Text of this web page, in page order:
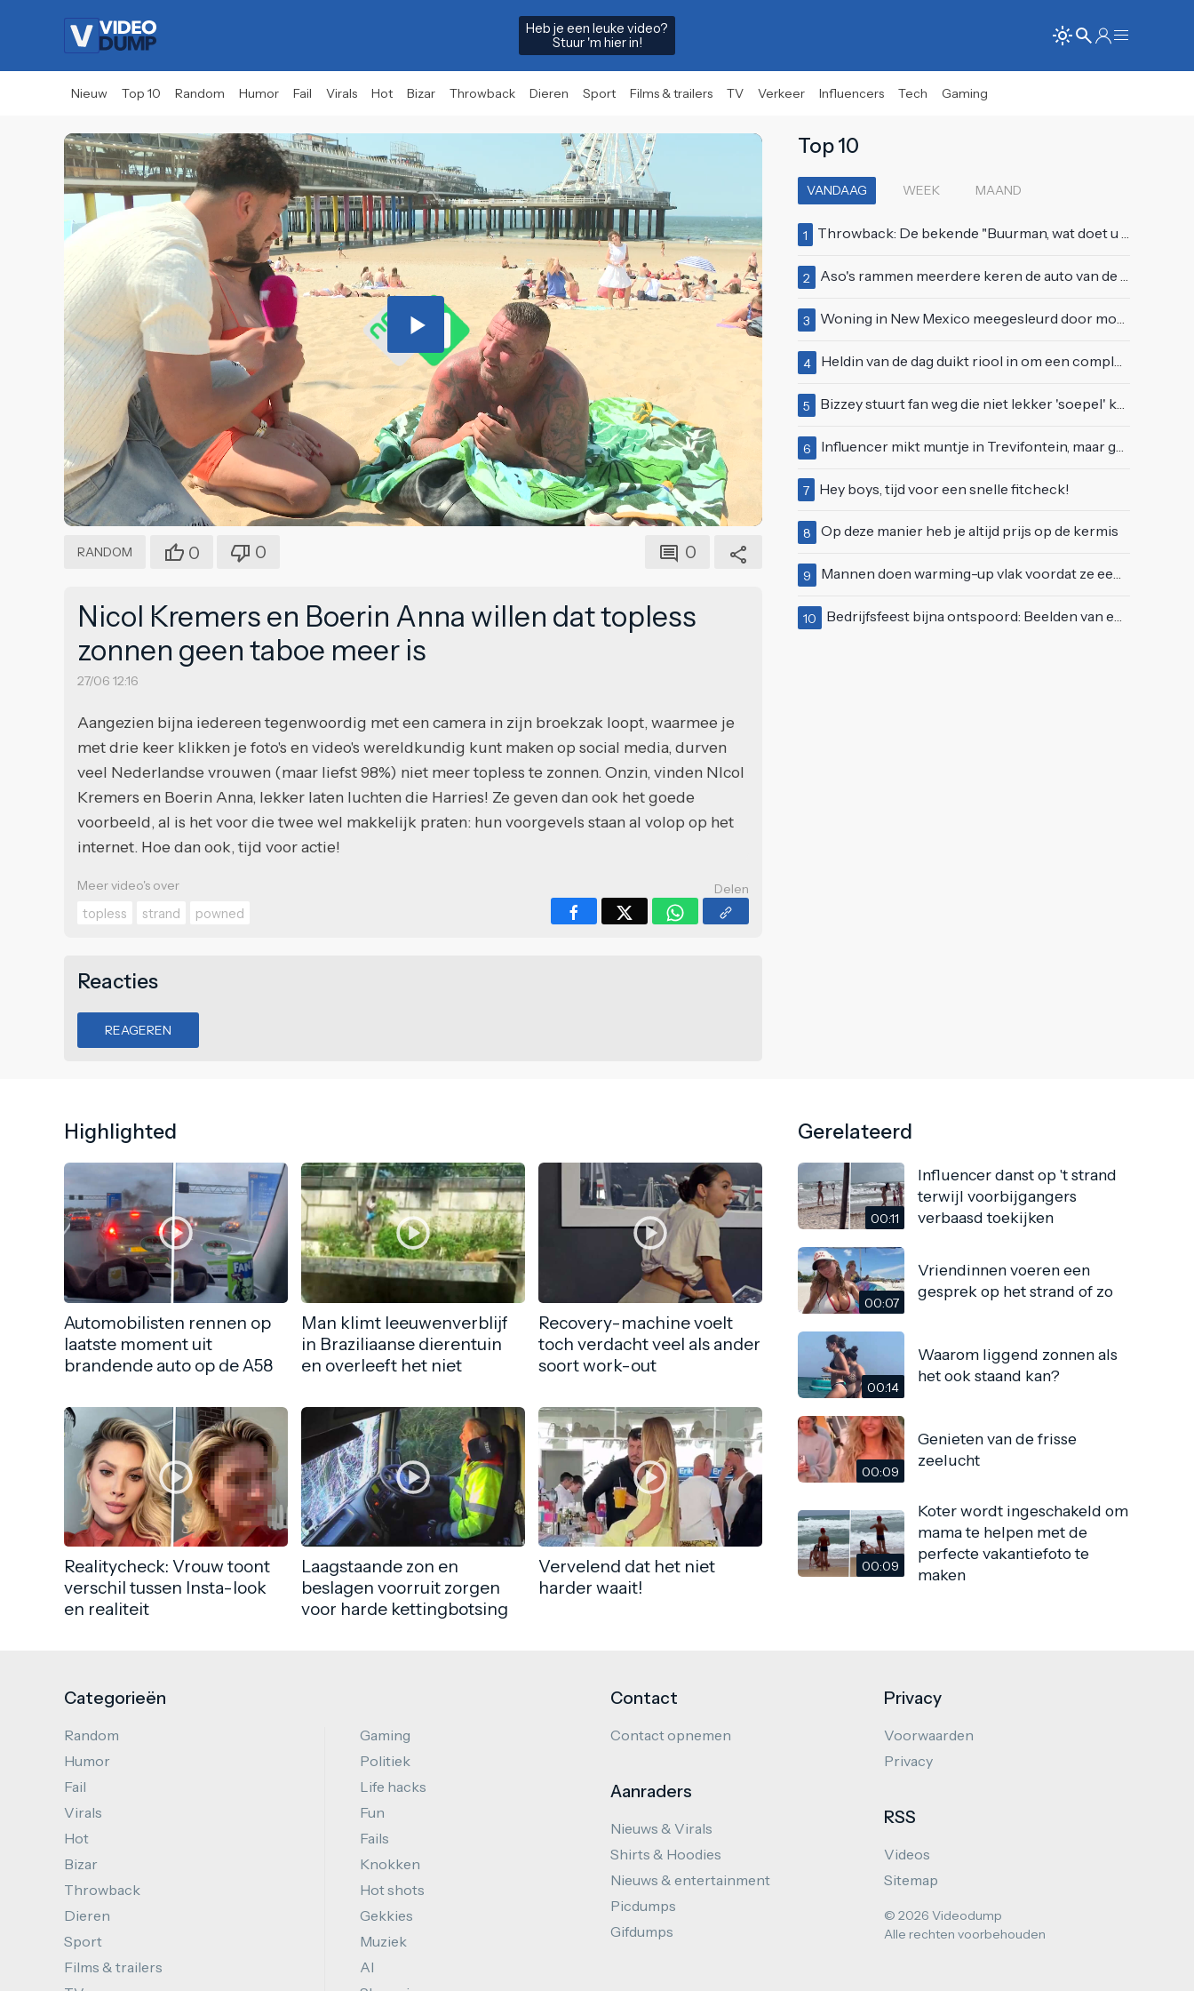
Heb je een leuke video?
Stuur 'm hier in!
Nieuw Top 10 Random Humor Fail Virals Hot Bizar Throwback Dieren Sport Films & trailers TV Verkeer Influencers Tech Gaming
Play
Video
RANDOM 0 0 0
Nicol Kremers en Boerin Anna willen dat topless
zonnen geen taboe meer is
27/06 12:16
Aangezien bijna iedereen tegenwoordig met een camera in zijn broekzak loopt, waarmee je
met drie keer klikken je foto's en video's wereldkundig kunt maken op social media, durven
veel Nederlandse vrouwen (maar liefst 98%) niet meer topless te zonnen. Onzin, vinden NIcol
Kremers en Boerin Anna, lekker laten luchten die Harries! Ze geven dan ook het goede
voorbeeld, al is het voor die twee wel makkelijk praten: hun voorgevels staan al volop op het
internet. Hoe dan ook, tijd voor actie!
Meer video's over
topless
strand powned
Delen
Reacties
REAGEREN
Top 10
VANDAAG WEEK MAAND
1 Throwback: De bekende "Buurman, wat doet u nu?"-scène uit Flodder met Tatjana Šimić
2 Aso's rammen meerdere keren de auto van de buren, maar doen alsof er niets gebeurd is
3 Woning in New Mexico meegesleurd door modderstroom
4 Heldin van de dag duikt riool in om een complete eendenfamilie te redden
5 Bizzey stuurt fan weg die niet lekker 'soepel' kan bewegen op podium
6 Influencer mikt muntje in Trevifontein, maar gooit toerist bijna knock-out
7 Hey boys, tijd voor een snelle fitcheck!
8 Op deze manier heb je altijd prijs op de kermis
9 Mannen doen warming-up vlak voordat ze een juwelierszaak in Rhenen overvallen
10 Bedrijfsfeest bijna ontspoord: Beelden van een "bezopen Tino Martin" gaan viraal
Highlighted
Automobilisten rennen op
laatste moment uit
brandende auto op de A58
Man klimt leeuwenverblijf
in Braziliaanse dierentuin
en overleeft het niet
Recovery-machine voelt
toch verdacht veel als ander
soort work-out
Realitycheck: Vrouw toont
verschil tussen Insta-look
en realiteit
Laagstaande zon en
beslagen voorruit zorgen
voor harde kettingbotsing
Vervelend dat het niet
harder waait!
Gerelateerd
00:11
Influencer danst op 't strand
terwijl voorbijgangers
verbaasd toekijken
00:07
Vriendinnen voeren een
gesprek op het strand of zo
00:14
Waarom liggend zonnen als
het ook staand kan?
00:09
Genieten van de frisse
zeelucht
00:09
Koter wordt ingeschakeld om
mama te helpen met de
perfecte vakantiefoto te
maken
Categorieën
Random
Humor
Fail
Virals
Hot
Bizar
Throwback
Dieren
Sport
Films & trailers
Gaming
Politiek
Life hacks
Fun
Fails
Knokken
Hot shots
Gekkies
Muziek
AI
Contact
Contact opnemen
Aanraders
Nieuws & Virals
Shirts & Hoodies
Nieuws & entertainment
Picdumps
Gifdumps
Privacy
Voorwaarden
Privacy
RSS
Videos
Sitemap
© 2026 Videodump
Alle rechten voorbehouden